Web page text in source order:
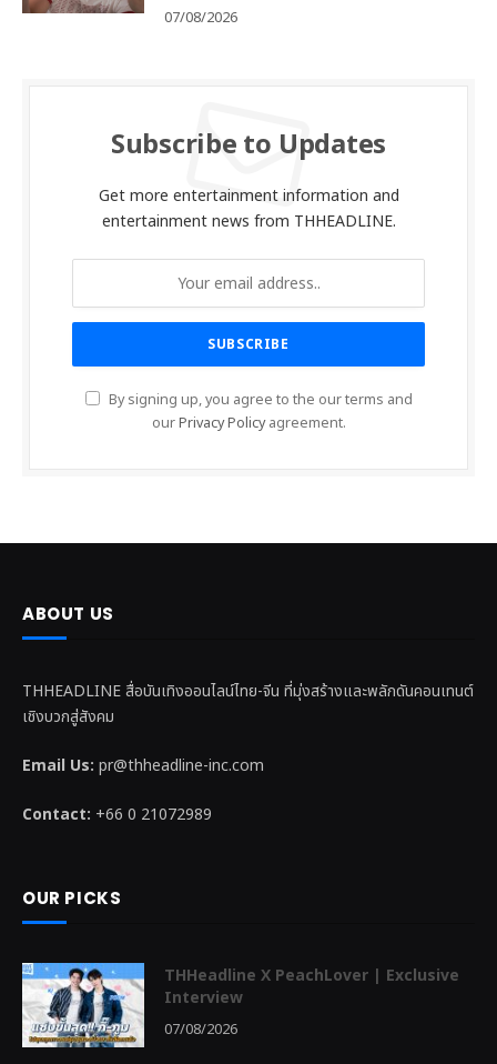
07/08/2026
Subscribe to Updates
Get more entertainment information and
entertainment news from THHEADLINE.
By signing up, you agree to the our terms and
ourPrivacy Policyagreement.
ABOUT US
THHEADLINE สื่อบันเทิงออนไลน์ไทย-จีน ที่มุ่งสร้างและพลักดันคอนเทนต์
เชิงบวกสู่สังคม
Email Us: pr@thheadline-inc.com
Contact: +66 0 21072989
OUR PICKS
THHeadline X PeachLover | Exclusive
Interview
07/08/2026